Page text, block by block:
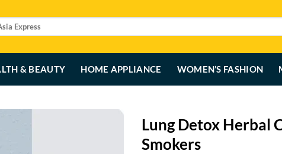
& BEAUTY HOME APPLIANCE WOMEN’S FASHION
Lung Detox Herbal
Smokers